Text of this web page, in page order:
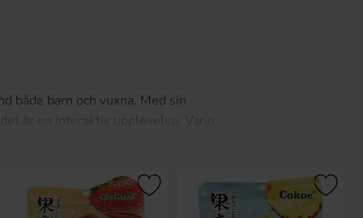
både barn och vuxna. Med sin
är en interaktiv upplevelse. Varje
twist på klassiskt godis.